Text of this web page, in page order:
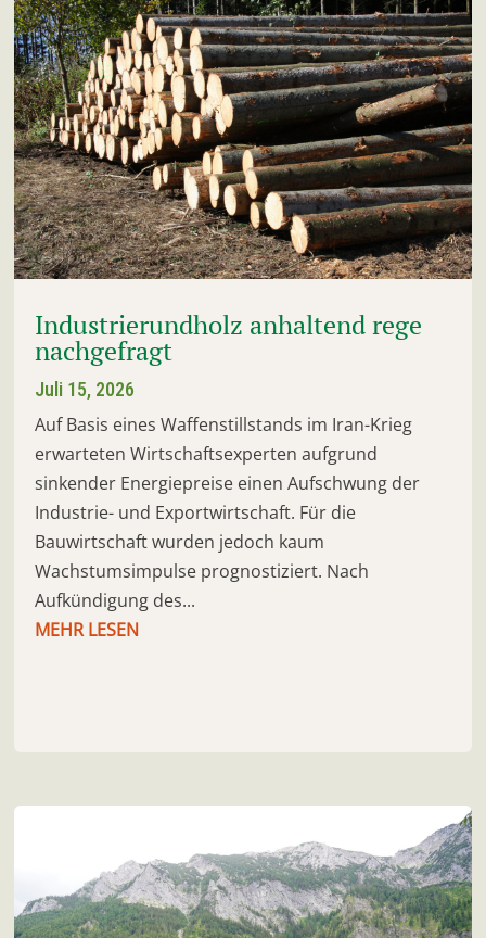
Industrierundholz anhaltend rege
nachgefragt
Juli 15, 2026
Auf Basis eines Waffenstillstands im Iran-Krieg
erwarteten Wirtschaftsexperten aufgrund
sinkender Energiepreise einen Aufschwung der
Industrie- und Exportwirtschaft. Für die
Bauwirtschaft wurden jedoch kaum
Wachstumsimpulse prognostiziert. Nach
Aufkündigung des...
MEHR LESEN